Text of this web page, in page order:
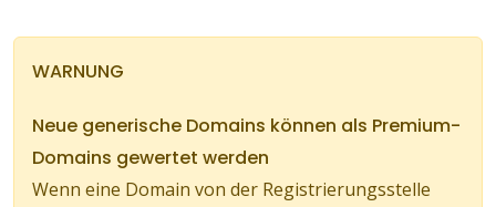
WARNUNG
Neue generische Domains können als Premium-
Domains gewertet werden
Wenn eine Domain von der Registrierungsstelle